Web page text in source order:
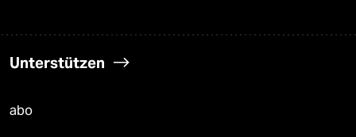
Unterstützen
abo